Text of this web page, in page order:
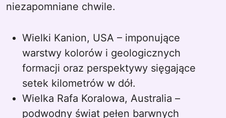
niezapomniane chwile.
Wielki Kanion, USA – imponujące
warstwy kolorów i geologicznych
formacji oraz perspektywy sięgające
setek kilometrów w dół.
Wielka Rafa Koralowa, Australia –
podwodny świat pełen barwnych